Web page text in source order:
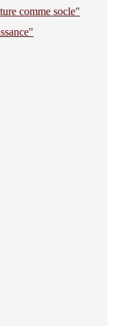
comme socle"